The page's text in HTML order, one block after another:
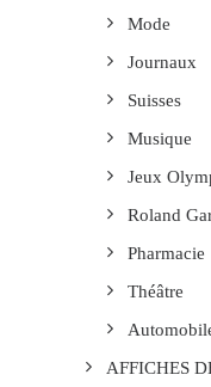
Mode
Journaux
Suisses
Musique
Jeux
Roland
Pharmacie
Théâtre
AFFICHES